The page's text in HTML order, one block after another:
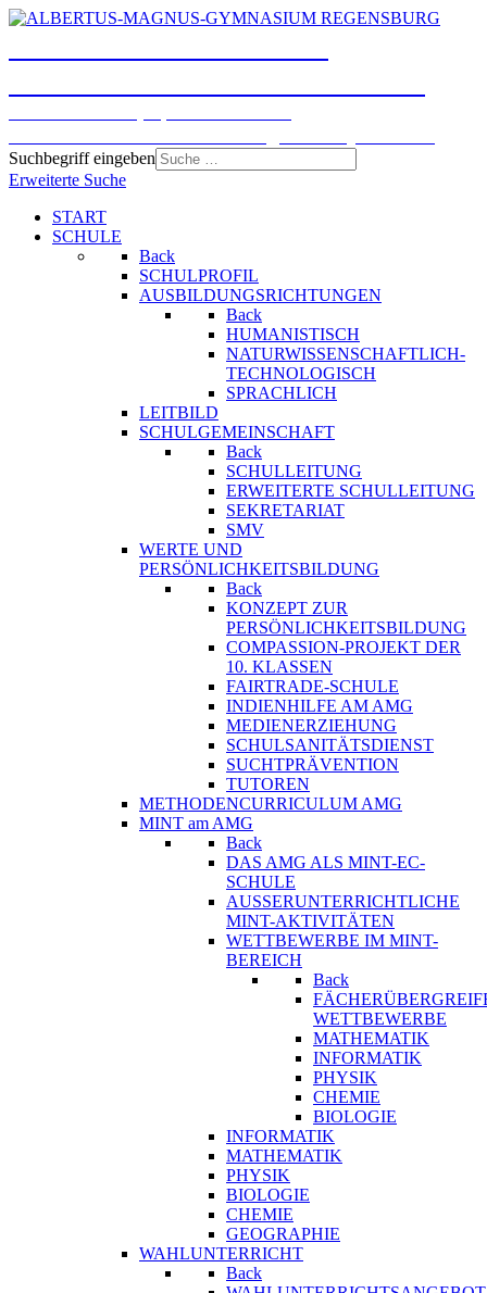
Suchbegriff eingeben
Erweiterte Suche
START
SCHULE
Back
SCHULPROFIL
AUSBILDUNGSRICHTUNGEN
Back
HUMANISTISCH
NATURWISSENSCHAFTLICH-
TECHNOLOGISCH
SPRACHLICH
LEITBILD
SCHULGEMEINSCHAFT
Back
SCHULLEITUNG
ERWEITERTE SCHULLEITUNG
SEKRETARIAT
SMV
WERTE UND
PERSÖNLICHKEITSBILDUNG
Back
KONZEPT ZUR
PERSÖNLICHKEITSBILDUNG
COMPASSION-PROJEKT DER
10. KLASSEN
FAIRTRADE-SCHULE
INDIENHILFE AM AMG
MEDIENERZIEHUNG
SCHULSANITÄTSDIENST
SUCHTPRÄVENTION
TUTOREN
METHODENCURRICULUM AMG
MINT am AMG
Back
DAS AMG ALS MINT-EC-
SCHULE
AUSSERUNTERRICHTLICHE
MINT-AKTIVITÄTEN
WETTBEWERBE IM MINT-
BEREICH
Back
WETTBEWERBE
MATHEMATIK
INFORMATIK
PHYSIK
CHEMIE
BIOLOGIE
INFORMATIK
MATHEMATIK
PHYSIK
BIOLOGIE
CHEMIE
GEOGRAPHIE
WAHLUNTERRICHT
Back